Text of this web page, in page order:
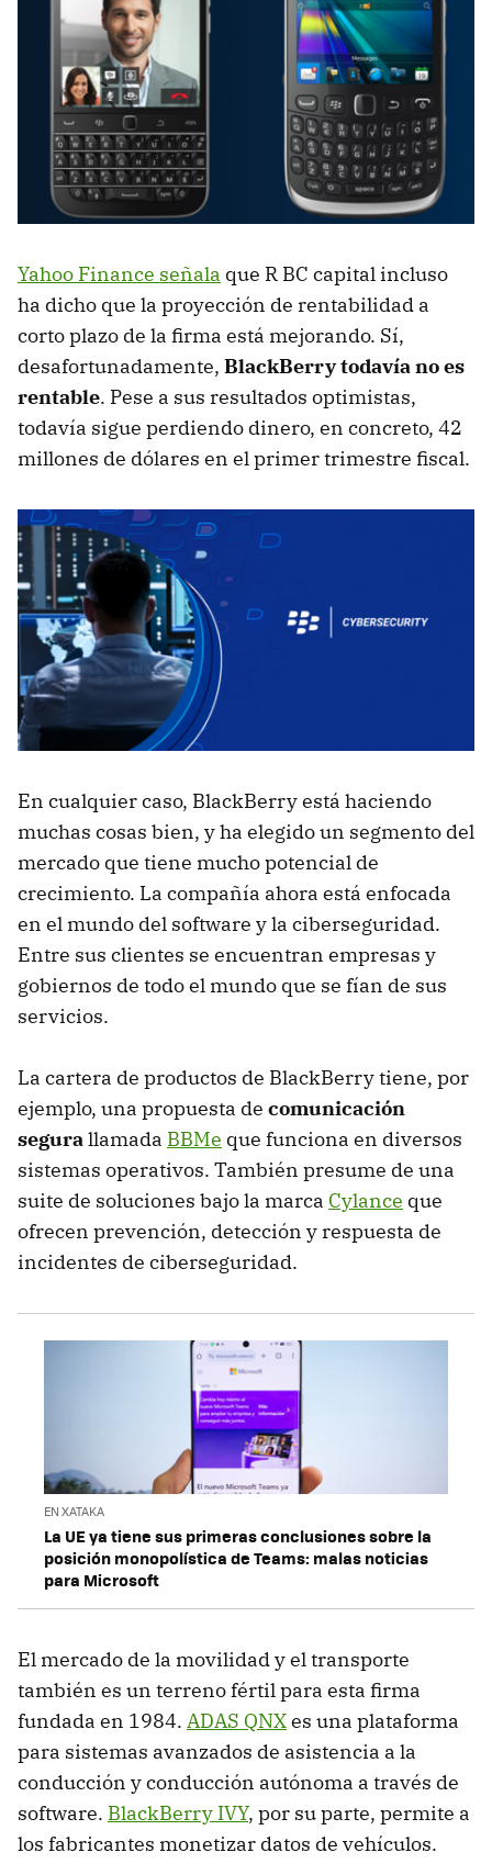
Yahoo Finance señala que R BC capital incluso
ha dicho que la proyección de rentabilidad a
corto plazo de la firma está mejorando. Sí,
desafortunadamente, BlackBerry todavía no es
rentable. Pese a sus resultados optimistas,
todavía sigue perdiendo dinero, en concreto, 42
millones de dólares en el primer trimestre fiscal.
En cualquier caso, BlackBerry está haciendo
muchas cosas bien, y ha elegido un segmento del
mercado que tiene mucho potencial de
crecimiento. La compañía ahora está enfocada
en el mundo del software y la ciberseguridad.
Entre sus clientes se encuentran empresas y
gobiernos de todo el mundo que se fían de sus
servicios.
La cartera de productos de BlackBerry tiene, por
ejemplo, una propuesta de comunicación
segurallamada BBMe que funciona en diversos
sistemas operativos. También presume de una
suite de soluciones bajo la marca Cylance que
ofrecen prevención, detección y respuesta de
incidentes de ciberseguridad.
EN XATAKA
La UE ya tiene sus primeras conclusiones sobre la
posición monopolística de Teams: malas noticias
para Microsoft
El mercado de la movilidad y el transporte
también es un terreno fértil para esta firma
fundada en 1984. ADAS QNXes una plataforma
para sistemas avanzados de asistencia a la
conducción y conducción autónoma a través de
software. BlackBerry IVY, por su parte, permite a
los fabricantes monetizar datos de vehículos.